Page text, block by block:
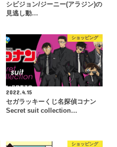
シビジョン/ジーニー(アラジン)の
見逃し動…
ショッピング
2022.4.15
セガラッキーくじ名探偵コナン
Secret suit collection…
ショッピング